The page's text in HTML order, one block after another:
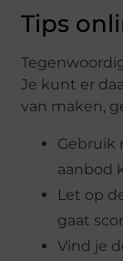
Tips
Je kunt er
van maken,
Gebruik
aanbod
Let op
gaat
Vind je